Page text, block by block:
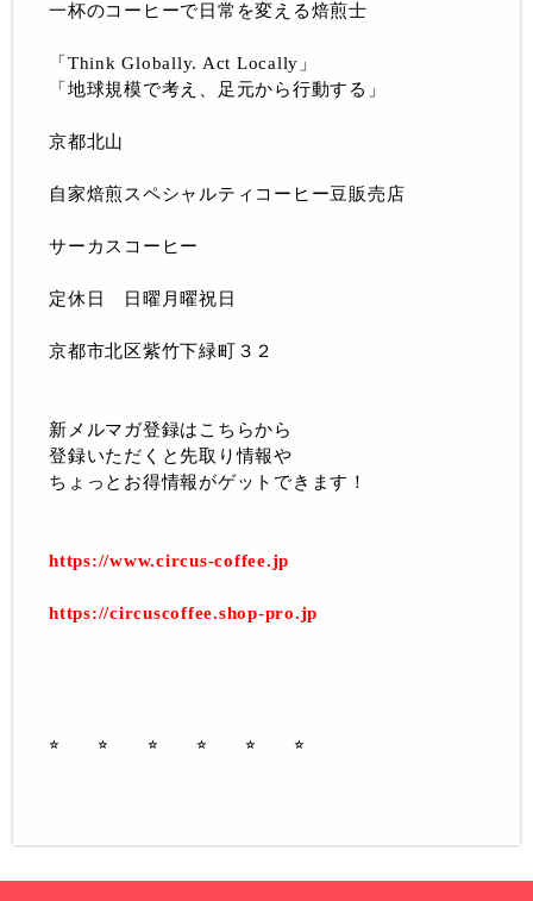
一杯のコーヒーで日常を変える焙煎士
「Think Globally. Act Locally」
「地球規模で考え、足元から行動する」
京都北山
自家焙煎スペシャルティコーヒー豆販売店
サーカスコーヒー
定休日 日曜月曜祝日
京都市北区紫竹下緑町３２
新メルマガ登録はこちらから
登録いただくと先取り情報や
ちょっとお得情報がゲットできます！
https://www.circus-coffee.jp
https://circuscoffee.shop-pro.jp
⭐︎ ⭐︎ ⭐︎ ⭐︎ ⭐︎ ⭐︎